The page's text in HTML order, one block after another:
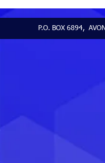
P.O. BOX 6894,